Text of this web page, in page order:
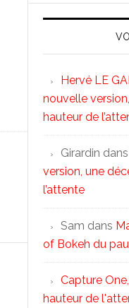
Hervé LE
nouvelle
hauteur de
Girardin dans
version, une
l’attente
Sam dans
of Bokeh du
Capture
hauteur de